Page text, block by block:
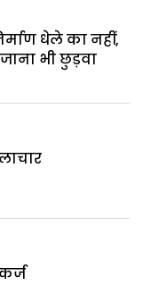
धेले का नहीं,
भी छुड़वा